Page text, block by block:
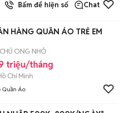
Bấm để hiện số Chat
HÀNG QUẦN ÁO TRẺ EM
ONG NHỎ
triệu/tháng
Chí Minh
Quần Áo